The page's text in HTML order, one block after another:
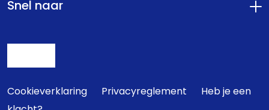
Snel naar
Cookieverklaring Privacyreglement
Heb je een